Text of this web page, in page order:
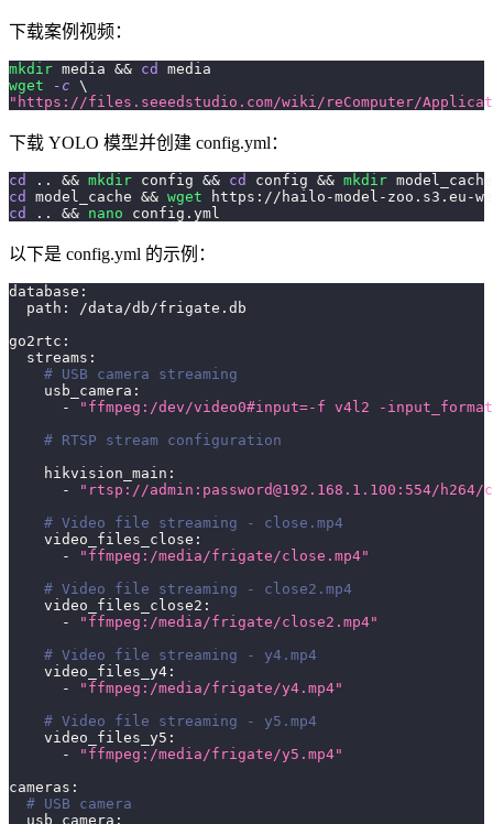
下载案例视频：
mkdir media && cd
media
wget
-c \
"https://files.seeedstudio.com/wiki/reComputer/
下载 YOLO 模型并创建 config.yml：
cd .. && mkdir config && cd config && mkdir model_cache
cd
model_cache && wget https://hailo-model-zoo.s3.eu-
cd
.. && nano config.yml
以下是 config.yml 的示例：
database:
  path: /data/db/frigate.db
go2rtc:
  streams:
# USB camera streaming
    usb_camera:
      -
"ffmpeg:/dev/video0#input=-f v4l2 -
# RTSP stream configuration
    hikvision_main:
      -
"rtsp://admin: password@192.168.1.100 :554/h264/
# Video file streaming - close.mp4
    video_files_close:
      -
"ffmpeg:/media/frigate/close.mp4"
# Video file streaming - close2.mp4
    video_files_close2:
      -
"ffmpeg:/media/frigate/close2.mp4"
# Video file streaming - y4.mp4
    video_files_y4:
      -
"ffmpeg:/media/frigate/y4.mp4"
# Video file streaming - y5.mp4
    video_files_y5:
      -
"ffmpeg:/media/frigate/y5.mp4"
cameras:
# USB camera
  usb_camera: